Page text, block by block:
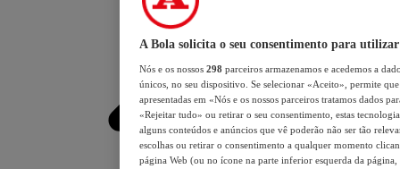
A Bola solicita o seu consentimento para utilizar
Nós e os nossos 298 parceiros armazenamos e acedemos a
únicos, no seu dispositivo. Se selecionar «Aceito», permite
apresentadas em «Nós e os nossos parceiros tratamos dados
«Rejeitar tudo» ou retirar o seu consentimento, estas
alguns conteúdos e anúncios que vê poderão não ser tão
escolhas ou retirar o consentimento a qualquer momento
página Web (ou no ícone na parte inferior esquerda da página,